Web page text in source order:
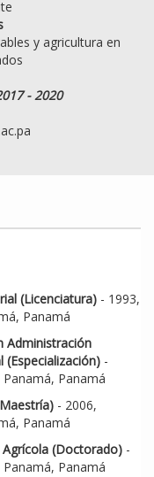
y agricultura en
- 2020
(Licenciatura) - 1993,
Panamá
Administración
(Especialización) -
Panamá
- 2006,
Panamá
(Doctorado) -
Panamá